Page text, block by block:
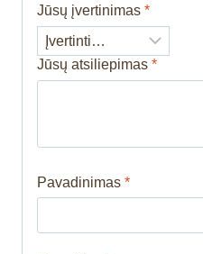
Jūsų įvertinimas *
Jūsų atsiliepimas *
Pavadinimas *